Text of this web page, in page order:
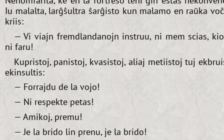
Iu malalta, larĝŝultra ŝarĝisto kun malamo en raŭka
kriis:
— Vi viajn fremdlandanojn instruu, ni mem scias,
ni faru!
Kupristoj, panistoj, kvasistoj, aliaj metiistoj tuj
ekinsultis:
— Forrajdu de la vojo!
— Ni respekte petas!
— Amikoj, premu!
— Je la brido lin prenu, je la brido!